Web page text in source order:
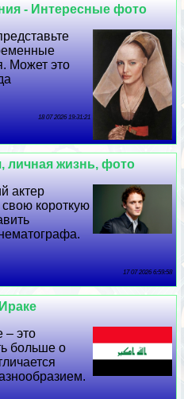
- Интересные фото
Может это
18 07 2026 19:31:21
личная жизнь, фото
актер
короткую
17 07 2026 6:59:58
– это
больше о